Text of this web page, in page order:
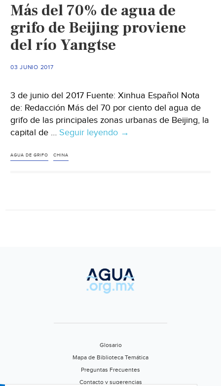
Más del 70% de agua de
grifo de Beijing proviene
del río Yangtse
03 JUNIO 2017
3 de junio del 2017 Fuente: Xinhua Español Nota
de: Redacción Más del 70 por ciento del agua de
grifo de las principales zonas urbanas de Beijing, la
capital de … Seguir leyendo Más
río
Yangtse
→
AGUA DE GRIFO CHINA
Glosario
Mapa de Biblioteca Temática
Preguntas Frecuentes
Contacto y sugerencias